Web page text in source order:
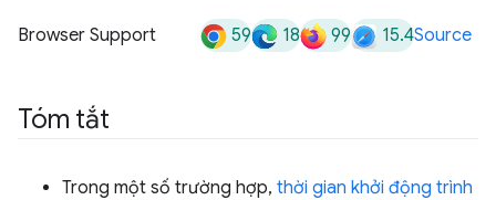
Browser Support 59 18 99 15.4Source
Tóm tắt
Trong một số trường hợp, thời gian khởi động trình